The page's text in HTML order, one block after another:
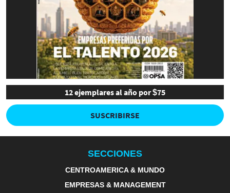
12 ejemplares al año por $75
SUSCRIBIRSE
SECCIONES
CENTROAMERICA & MUNDO
EMPRESAS & MANAGEMENT